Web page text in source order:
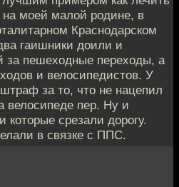
на моей малой родине, в
Краснодарском
гаишники доили и
за пешеходные переходы, а
и велосипедистов. У
за то, что не нацепил
велосипеде пер. Ну и
срезали дорогу.
в связке с ППС.